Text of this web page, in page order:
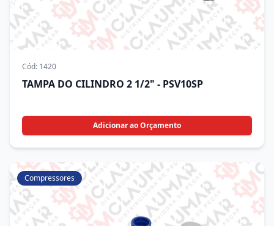
Cód: 1420
TAMPA DO CILINDRO 2 1/2" - PSV10SP
Adicionar ao Orçamento
Compressores